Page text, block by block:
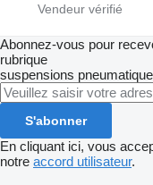
Abonnez-vous pour
rubrique
suspensions
S'abonner
En cliquant ici, vous
notre accord utilisateur.